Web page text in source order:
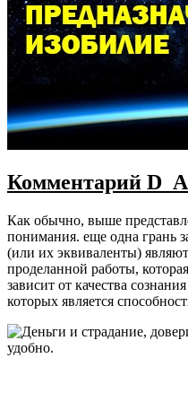
Комментарий
Как обычно, выше
понимания. еще одна грань
(или их эквиваленты)
проделанной работы,
зависит от качества
которых является